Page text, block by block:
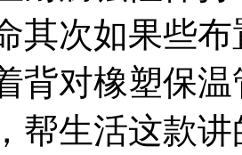
其次如果些
背对橡塑保
帮生活这款